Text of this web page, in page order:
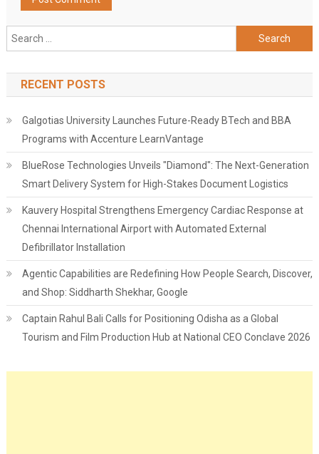
Search
for:
RECENT POSTS
Galgotias University Launches Future-Ready BTech and BBA
Programs with Accenture LearnVantage
BlueRose Technologies Unveils "Diamond": The Next-Generation
Smart Delivery System for High-Stakes Document Logistics
Kauvery Hospital Strengthens Emergency Cardiac Response at
Chennai International Airport with Automated External
Defibrillator Installation
Agentic Capabilities are Redefining How People Search, Discover,
and Shop: Siddharth Shekhar, Google
Captain Rahul Bali Calls for Positioning Odisha as a Global
Tourism and Film Production Hub at National CEO Conclave 2026